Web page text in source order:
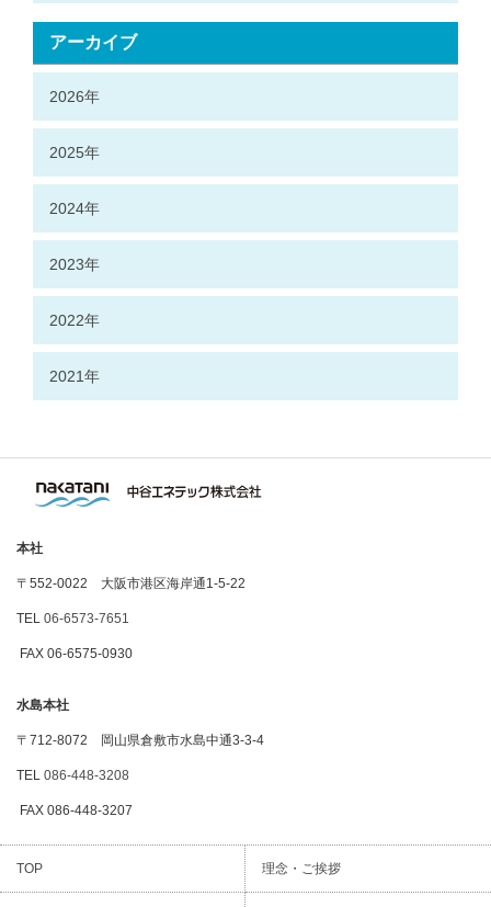
アーカイブ
2026年
2025年
2024年
2023年
2022年
2021年
本社
〒552-0022 大阪市港区海岸通1-5-22
TEL 06-6573-7651
FAX 06-6575-0930
水島本社
〒712-8072 岡山県倉敷市水島中通3-3-4
TEL 086-448-3208
FAX 086-448-3207
TOP 理念・ご挨拶